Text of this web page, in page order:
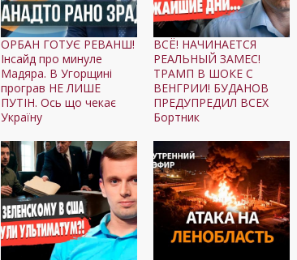
ОРБАН ГОТУЄ РЕВАНШ!
Інсайд про минуле
Мадяра. В Угорщині
програв НЕ ЛИШЕ
ПУТІН. Ось що чекає
Україну
ВСЁ! НАЧИНАЕТСЯ
РЕАЛЬНЫЙ ЗАМЕС!
ТРАМП В ШОКЕ С
ВЕНГРИИ! БУДАНОВ
ПРЕДУПРЕДИЛ ВСЕХ
Бортник